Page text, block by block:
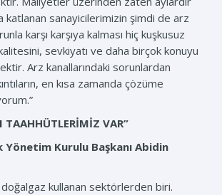
katlanan sanayicilerimizin şimdi de arz
karşı karşıya kalması hiç kuşkusuz
sevkiyatı ve daha birçok konuyu
Arz kanallarındaki sorunlardan
en kısa zamanda çözüme
TAAHHÜTLERİMİZ VAR”
Yönetim Kurulu Başkanı Abidin
kullanan sektörlerden biri.